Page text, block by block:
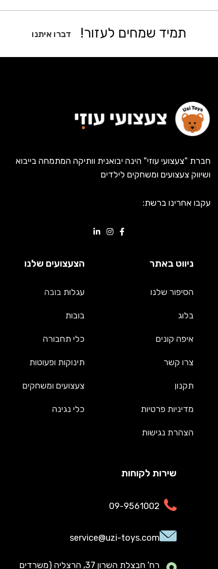
תמיד שמחים לעזור! דברו איתנו
חברת "צעצועי עוזי" הינה יבואנית וותיקה המתמחה בייבוא
ושיווק צעצועים ומשחקים לילדים
עקבו אחרינו ברשת:
ניווט באתר
הסיפור שלנו
בלוג
איפה קונים
צרו קשר
תקנון
מדיניות פרטיות
הצהרת נגישות
הצעצועים שלנו
עגלות בובה
בובות
כלי תחבורה
תינוקות ופעוטות
צעצועים ומשחקים
כלי נגינה
שירות לקוחות
09-9561002
service@uzi-toys.com
רח' חבצלת השרון 37, הרצליה (משרדים